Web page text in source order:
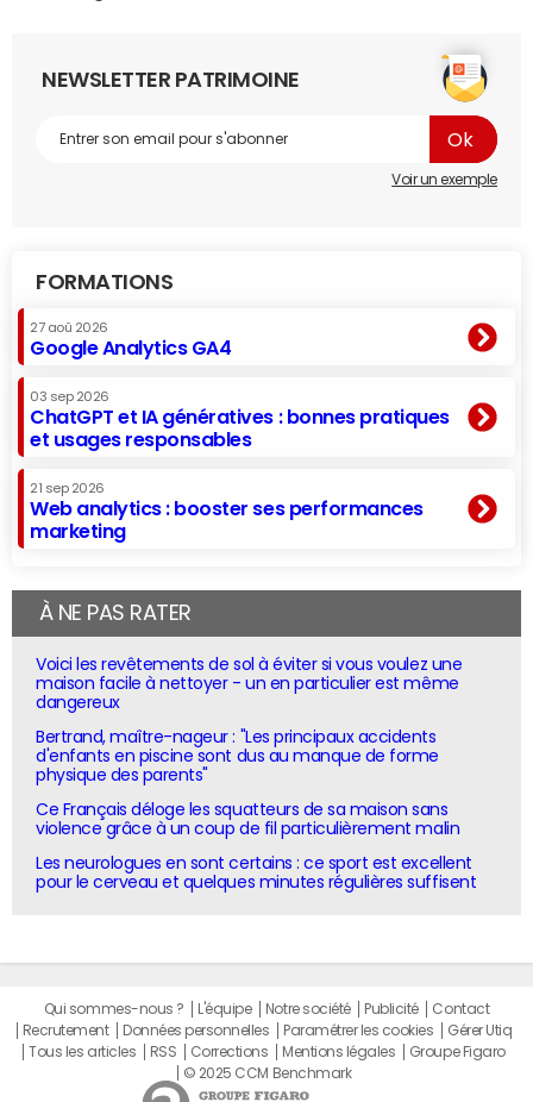
NEWSLETTER PATRIMOINE
Voir un exemple
FORMATIONS
27 aoû 2026
Google Analytics GA4
03 sep 2026
ChatGPT et IA génératives : bonnes pratiques
et usages responsables
21 sep 2026
Web analytics : booster ses performances
marketing
À NE PAS RATER
Voici les revêtements de sol à éviter si vous voulez une
maison facile à nettoyer - un en particulier est même
dangereux
Bertrand, maître-nageur : "Les principaux accidents
d'enfants en piscine sont dus au manque de forme
physique des parents"
Ce Français déloge les squatteurs de sa maison sans
violence grâce à un coup de fil particulièrement malin
Les neurologues en sont certains : ce sport est excellent
pour le cerveau et quelques minutes régulières suffisent
Qui sommes-nous ? L'équipe Notre société Publicité
Contact
Recrutement
Données personnelles Paramétrer les cookies
Gérer Utiq
Tous les articles
RSS Corrections Mentions légales
Groupe Figaro
© 2025 CCM Benchmark